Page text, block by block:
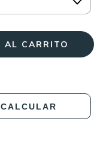
CALCULAR